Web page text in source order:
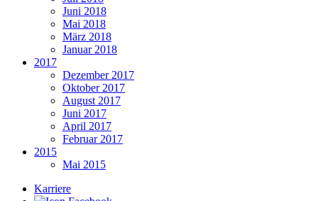
Juni 2018
Mai 2018
März 2018
Januar 2018
2017
Dezember 2017
Oktober 2017
August 2017
Juni 2017
April 2017
Februar 2017
2015
Mai 2015
Karriere